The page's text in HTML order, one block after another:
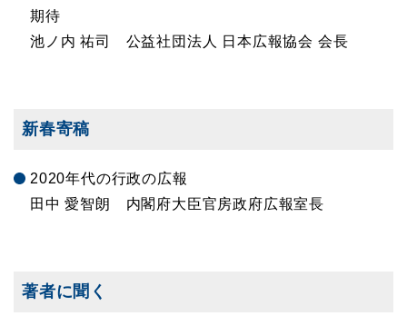
期待
池ノ内 祐司 公益社団法人 日本広報協会 会長
新春寄稿
2020年代の行政の広報
田中 愛智朗 内閣府大臣官房政府広報室長
著者に聞く